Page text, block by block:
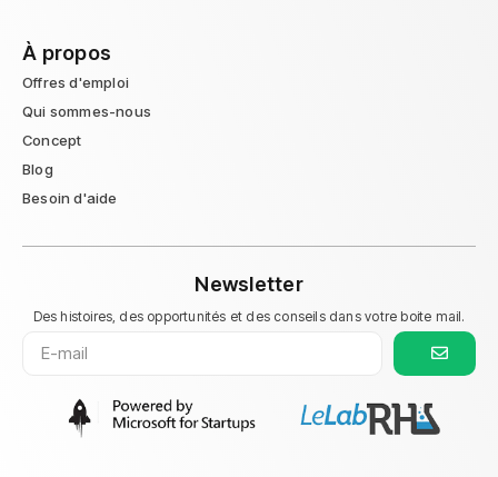
À propos
Offres d'emploi
Qui sommes-nous
Concept
Blog
Besoin d'aide
Newsletter
Des histoires, des opportunités et des conseils dans votre boite mail.